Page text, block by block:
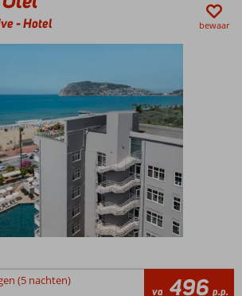
-Hotel bewaar
(5 nachten)
va 496 p.p.